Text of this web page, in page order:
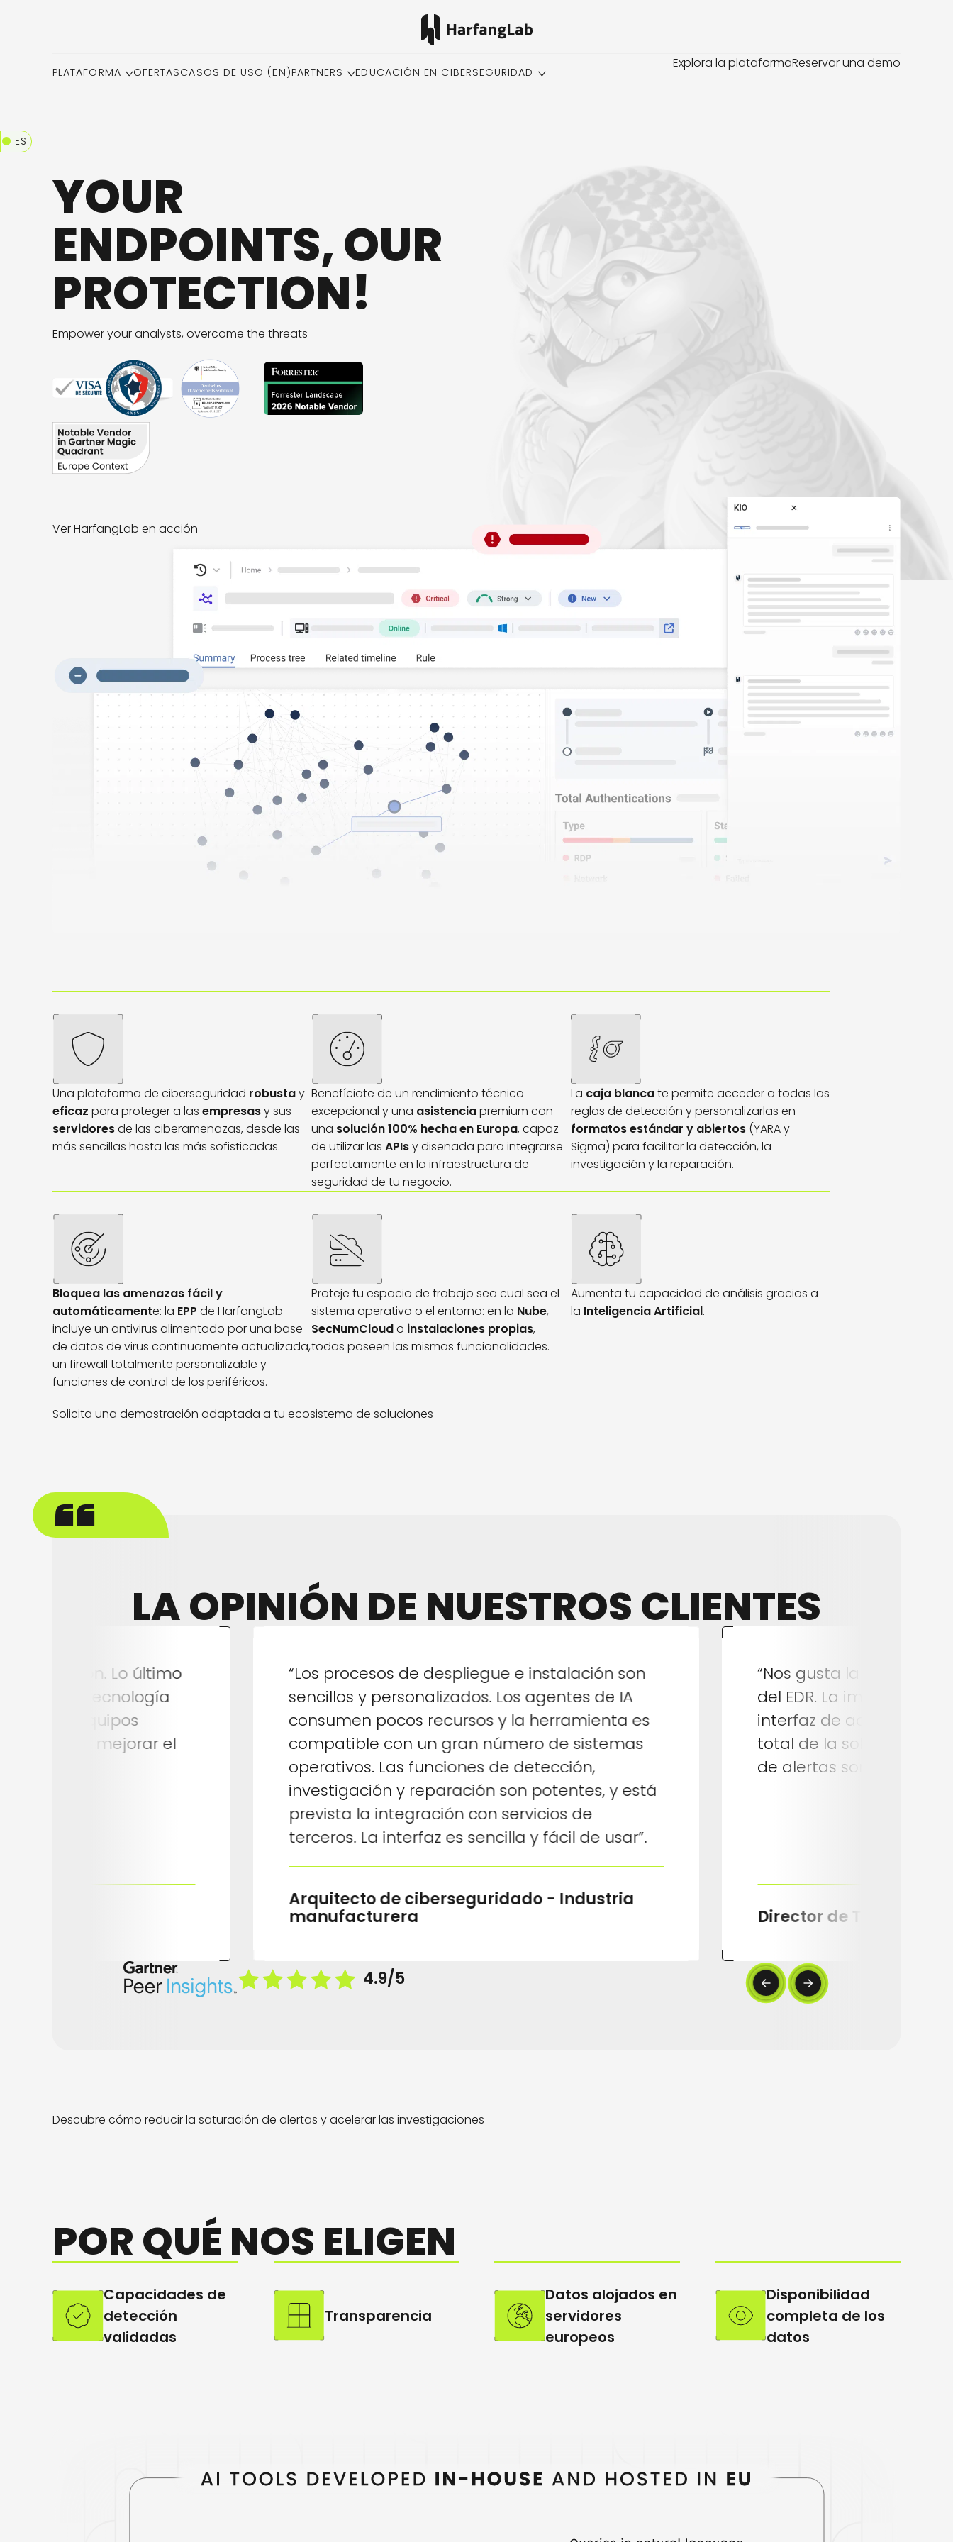
PLATAFORMA OFERTASCASOS DE USO (EN)PARTNERS EDUCACIÓN EN CIBERSEGURIDAD
Explora la plataformaReservar una demo
ES
YOUR
ENDPOINTS, OUR
PROTECTION!
Empower your analysts, overcome the threats
Ver HarfangLab en acción
Una plataforma de ciberseguridad robustay
eficaz para proteger a las empresasy sus
servidoresde las ciberamenazas, desde las
más sencillas hasta las más sofisticadas.
Benefíciate de un rendimiento técnico
excepcional y una asistenciapremium con
una solución100% hecha en Europa, capaz
de utilizar lasAPIsy diseñada para integrarse
perfectamente en la infraestructura de
seguridad de tu negocio.
La caja blancate permite acceder a todas las
reglas de detección y personalizarlas en
formatos estándar y abiertos(YARA y
Sigma) para facilitar la detección, la
investigación y la reparación.
Bloquea las amenazas fácil y
automáticamente: la EPP de HarfangLab
incluye un antivirus alimentado por una base
de datos de virus continuamente actualizada,
un firewall totalmente personalizable y
funciones de control de los periféricos.
Proteje tu espacio de trabajo sea cual sea el
sistema operativo o el entorno: en la Nube,
SecNumCloudo instalaciones propias,
todas poseen las mismas funcionalidades.
Aumenta tu capacidad de análisis gracias a
la Inteligencia Artificial.
Solicita una demostración adaptada a tu ecosistema de soluciones
LA OPINIÓN DE NUESTROS CLIENTES
solución. Lo último
datos. Tecnología
Equipos
ayudar y mejorar el
“Los procesos de despliegue e instalación son
sencillos y personalizados. Los agentes de IA
consumen pocos recursos y la herramienta es
compatible con un gran número de sistemas
operativos. Las funciones de detección,
investigación y reparación son potentes, y está
prevista la integración con servicios de
terceros. La interfaz es sencilla y fácil de usar”.
Arquitecto de ciberseguridado - Industria
manufacturera
“Nos gusta la facilidad
del EDR. La
interfaz de
total de la solución. El
de alertas son muy
Director de TI -
4.9/5
Descubre cómo reducir la saturación de alertas y acelerar las investigaciones
POR QUÉ NOS ELIGEN
Capacidades de
detección
validadas
Transparencia
Datos alojados en
servidores
europeos
Disponibilidad
completa de los
datos